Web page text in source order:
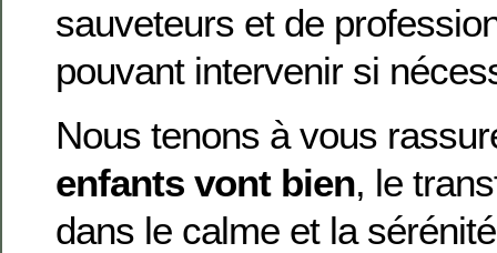
sauveteurs et de
pouvant intervenir si
Nous tenons à vous
enfants vont bien, le
dans le calme et la